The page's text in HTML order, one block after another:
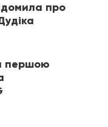
про
першою